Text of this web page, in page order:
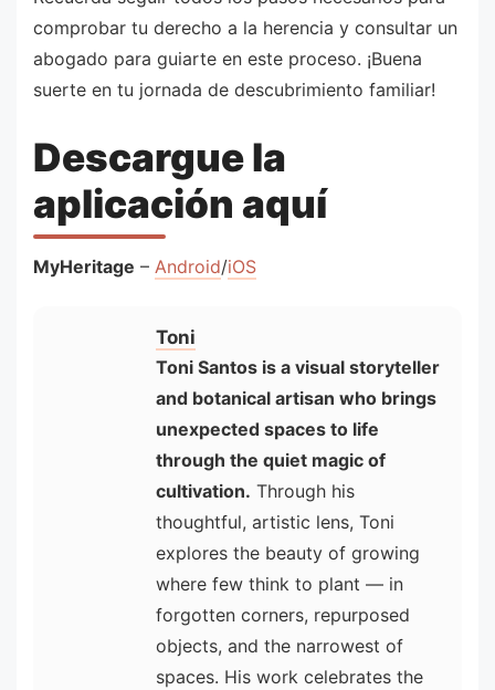
comprobar tu derecho a la herencia y consultar un
abogado para guiarte en este proceso. ¡Buena
suerte en tu jornada de descubrimiento familiar!
Descargue la
aplicación aquí
MyHeritage – Android/iOS
Toni
Toni Santos is a visual storyteller
and botanical artisan who brings
unexpected spaces to life
through the quiet magic of
cultivation. Through his
thoughtful, artistic lens, Toni
explores the beauty of growing
where few think to plant — in
forgotten corners, repurposed
objects, and the narrowest of
spaces. His work celebrates the